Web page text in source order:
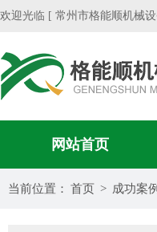
欢迎光临 [ 常州市格能顺机械
网站首页
当前位置： 首页 > 成功案例